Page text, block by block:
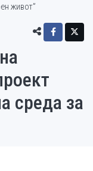
живот”
среда за